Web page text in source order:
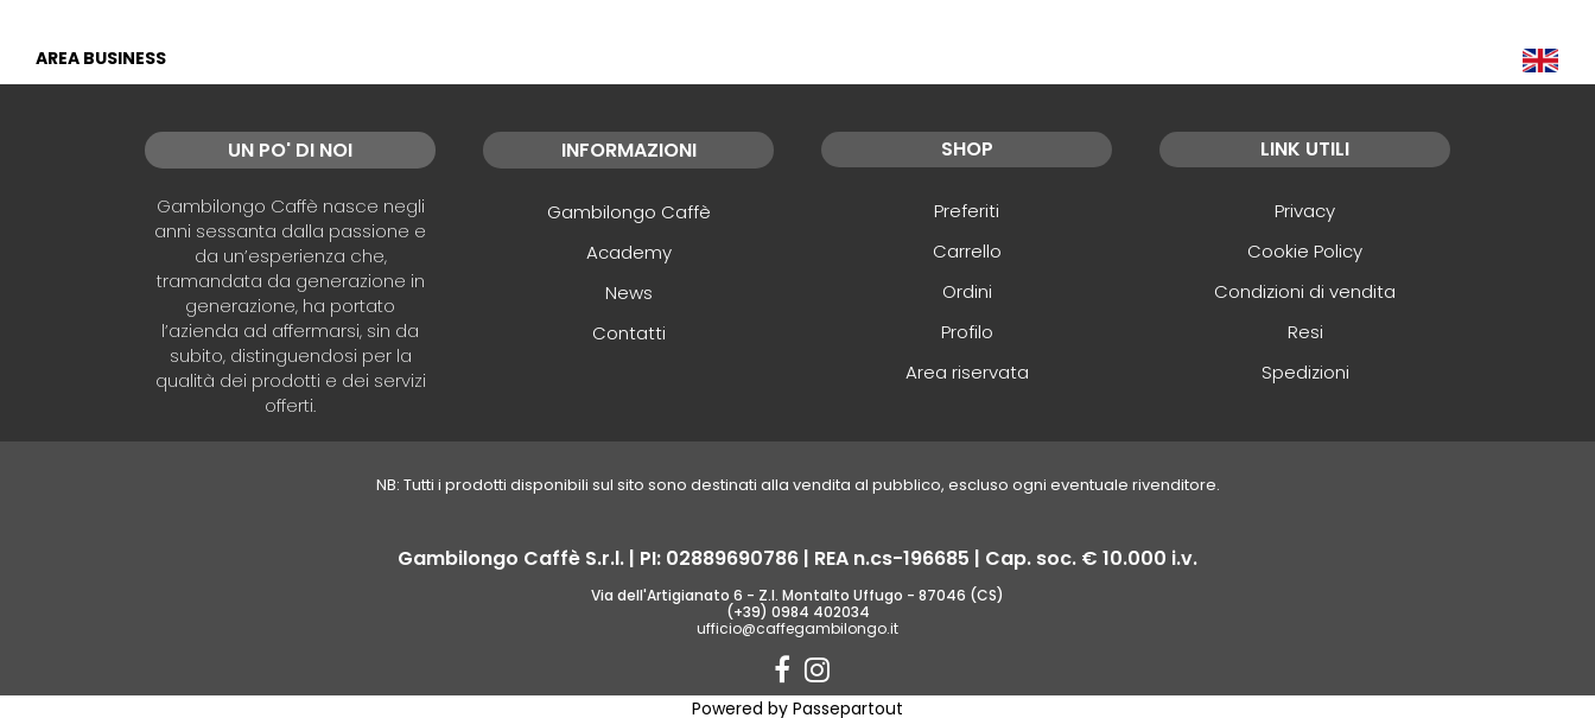
AREA BUSINESS
UN PO' DI NOI
Gambilongo Caffè nasce negli
anni sessanta dalla passione e
da un’esperienza che,
tramandata da generazione in
generazione, ha portato
l’azienda ad affermarsi, sin da
subito, distinguendosi per la
qualità dei prodotti e dei servizi
offerti.
INFORMAZIONI
Gambilongo Caffè
Academy
News
Contatti
SHOP
Preferiti
Carrello
Ordini
Profilo
Area riservata
LINK UTILI
Privacy
Cookie Policy
Condizioni di vendita
Resi
Spedizioni
NB: Tutti i prodotti disponibili sul sito sono destinati alla vendita al pubblico, escluso ogni eventuale rivenditore.
Gambilongo Caffè S.r.l. | PI: 02889690786 | REA n.cs-196685 | Cap. soc. € 10.000 i.v.
Via dell'Artigianato 6 - Z.I. Montalto Uffugo - 87046 (CS)
(+39) 0984 402034
ufficio@caffegambilongo.it
Powered by Passepartout